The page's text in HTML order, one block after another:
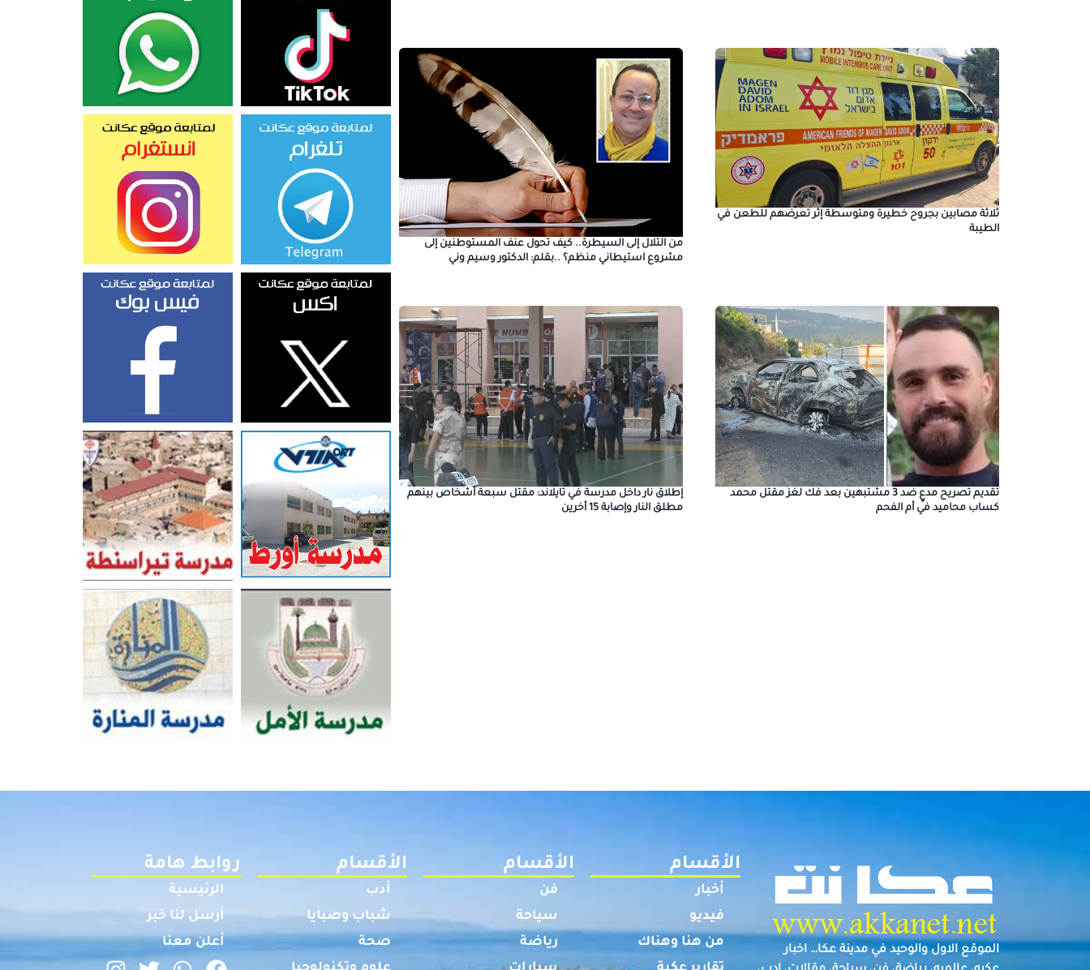
ثلاثة مصابين بجروح خطيرة ومتوسطة إثر تعرضهم للطعن في
الطيبة
من التلال إلى السيطرة.. كيف تحول عنف المستوطنين إلى
مشروع استيطاني منظم؟ ..بقلم: الدكتور وسيم وني
تقديم تصريح مدعٍ ضد 3 مشتبهين بعد فك لغز مقتل محمد
كساب محاميد في أم الفحم
إطلاق نار داخل مدرسة في تايلاند: مقتل سبعة أشخاص بينهم
مطلق النار وإصابة 15 أخرين
الموقع الاول والوحيد في مدينة عكا… اخبار
الأقسام
أخبار
فيديو
من هنا وهناك
الأقسام
فن
سياحة
رياضة
الأقسام
أدب
شباب وصبايا
صحة
روابط هامة
الرئيسية
أرسل لنا خبر
أعلن معنا